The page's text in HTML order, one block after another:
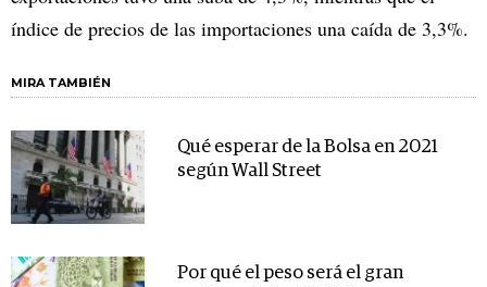
índice de precios de las importaciones una caída de 3,3%.
MIRA TAMBIÉN
Qué esperar de la Bolsa en 2021
según Wall Street
Por qué el peso será el gran